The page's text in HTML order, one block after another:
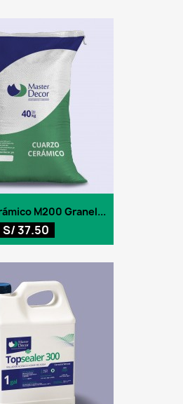
M200 Granel...
S/ 37.50